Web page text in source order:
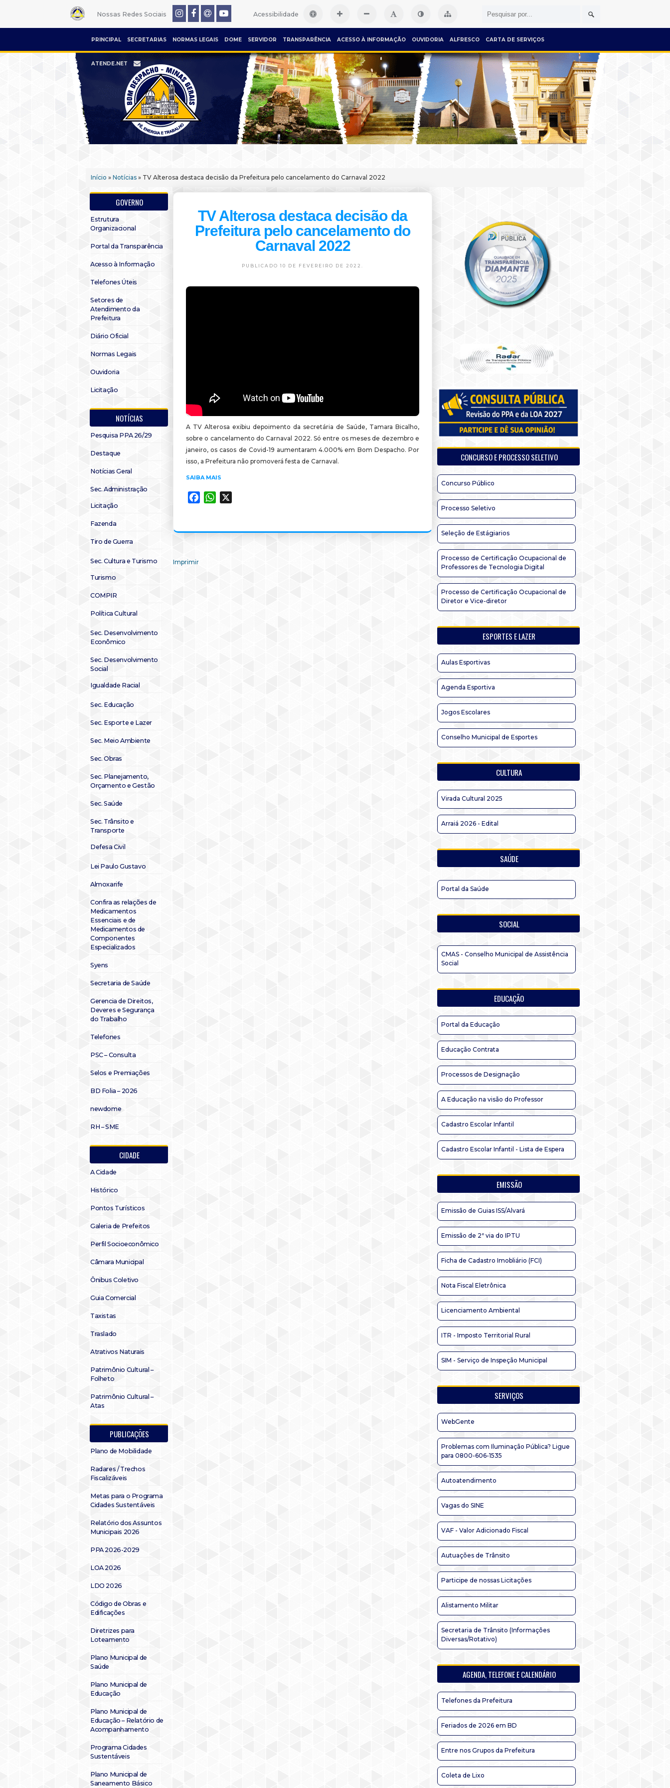
Nossas Redes Sociais Acessibilidade
PRINCIPAL SECRETARIAS NORMAS LEGAIS DOME SERVIDOR TRANSPARÊNCIA ACESSO À INFORMAÇÃO OUVIDORIA ALFRESCO CARTA DE SERVIÇOS
ATENDE.NET
Início » Notícias » TV Alterosa destaca decisão da Prefeitura pelo cancelamento do Carnaval 2022
GOVERNO
Estrutura
Organizacional
Portal da Transparência
Acesso à Informação
Telefones Úteis
Setores de
Atendimento da
Prefeitura
Diário Oficial
Normas Legais
Ouvidoria
Licitação
NOTÍCIAS
Pesquisa PPA 26/29
Destaque
Notícias Geral
Sec. Administração
Licitação
Fazenda
Tiro de Guerra
Sec. Cultura e Turismo
Turismo
COMPIR
Política Cultural
Sec. Desenvolvimento
Econômico
Sec. Desenvolvimento
Social
Igualdade Racial
Sec. Educação
Sec. Esporte e Lazer
Sec. Meio Ambiente
Sec. Obras
Sec. Planejamento,
Orçamento e Gestão
Sec. Saúde
Sec. Trânsito e
Transporte
Defesa Civil
Lei Paulo Gustavo
Almoxarife
Confira as relações de
Medicamentos
Essenciais e de
Medicamentos de
Componentes
Especializados
Syens
Secretaria de Saúde
Gerencia de Direitos,
Deveres e Segurança
do Trabalho
Telefones
PSC – Consulta
Selos e Premiações
BD Folia – 2026
newdome
RH – SME
CIDADE
A Cidade
Histórico
Pontos Turísticos
Galeria de Prefeitos
Perfil Socioeconômico
Câmara Municipal
Ônibus Coletivo
Guia Comercial
Taxistas
Traslado
Atrativos Naturais
Patrimônio Cultural –
Folheto
Patrimônio Cultural –
Atas
PUBLICAÇÕES
Plano de Mobilidade
Radares / Trechos
Fiscalizáveis
Metas para o Programa
Cidades Sustentáveis
Relatório dos Assuntos
Municipais 2026
PPA 2026-2029
LOA 2026
LDO 2026
Código de Obras e
Edificações
Diretrizes para
Loteamento
Plano Municipal de
Saúde
Plano Municipal de
Educação
Plano Municipal de
Educação – Relatório de
Acompanhamento
Programa Cidades
Sustentáveis
Plano Municipal de
Saneamento Básico
TV Alterosa destaca decisão da
Prefeitura pelo cancelamento do
Carnaval 2022
PUBLICADO 10 DE FEVEREIRO DE 2022.
A TV Alterosa exibiu depoimento da secretária de Saúde, Tamara Bicalho,
sobre o cancelamento do Carnaval 2022. Só entre os meses de dezembro e
janeiro, os casos de Covid-19 aumentaram 4.000% em Bom Despacho. Por
isso, a Prefeitura não promoverá festa de Carnaval.
SAIBA MAIS
FacebookWhatsApp
Imprimir
CONCURSO E PROCESSO SELETIVO
Concurso Público
Processo Seletivo
Seleção de Estágiarios
Processo de Certificação Ocupacional de
Professores de Tecnologia Digital
Processo de Certificação Ocupacional de
Diretor e Vice-diretor
ESPORTES E LAZER
Aulas Esportivas
Agenda Esportiva
Jogos Escolares
Conselho Municipal de Esportes
CULTURA
Virada Cultural 2025
Arraiá 2026 - Edital
SAÚDE
Portal da Saúde
SOCIAL
CMAS - Conselho Municipal de Assistência
Social
EDUCAÇÃO
Portal da Educação
Educação Contrata
Processos de Designação
A Educação na visão do Professor
Cadastro Escolar Infantil
Cadastro Escolar Infantil - Lista de Espera
EMISSÃO
Emissão de Guias ISS/Alvará
Emissão de 2ª via do IPTU
Ficha de Cadastro Imobliário (FCI)
Nota Fiscal Eletrônica
Licenciamento Ambiental
ITR - Imposto Territorial Rural
SIM - Serviço de Inspeção Municipal
SERVIÇOS
WebGente
Problemas com Iluminação Pública? Ligue
para 0800-606-1535
Autoatendimento
Vagas do SINE
VAF - Valor Adicionado Fiscal
Autuações de Trânsito
Participe de nossas Licitações
Alistamento Militar
Secretaria de Trânsito (Informações
Diversas/Rotativo)
AGENDA, TELEFONE E CALENDÁRIO
Telefones da Prefeitura
Feriados de 2026 em BD
Entre nos Grupos da Prefeitura
Coleta de Lixo